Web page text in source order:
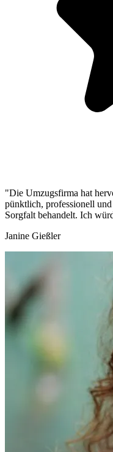
"Die Umzugsfirma hat
pünktlich, professionell
Sorgfalt behandelt. Ich
Janine Gießler